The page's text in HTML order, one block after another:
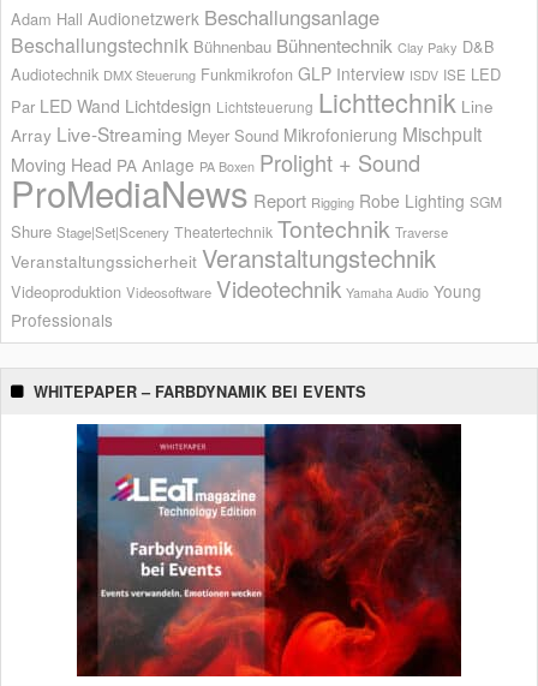
Adam Hall Audionetzwerk Beschallungsanlage
Beschallungstechnik Bühnenbau Bühnentechnik Clay Paky D&B
Audiotechnik DMX Steuerung Funkmikrofon GLP Interview ISDV ISE LED
Par LED Wand Lichtdesign Lichtsteuerung Lichttechnik Line
Array Live-Streaming Meyer Sound Mikrofonierung Mischpult
Moving Head PA Anlage PA Boxen Prolight + Sound
ProMediaNews Report Rigging Robe Lighting SGM
Shure Stage|Set|Scenery Theatertechnik Tontechnik Traverse
Veranstaltungssicherheit Veranstaltungstechnik
Videoproduktion Videosoftware Videotechnik Yamaha Audio Young
Professionals
WHITEPAPER – FARBDYNAMIK BEI EVENTS